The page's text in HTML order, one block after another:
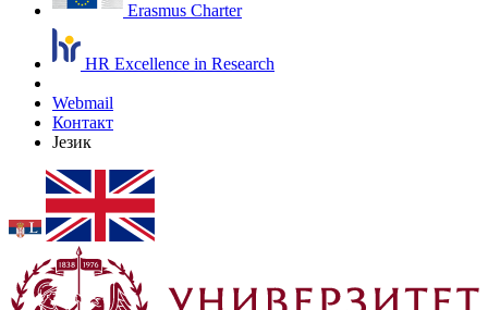
Erasmus Charter
HR Excellence in Research
Webmail
Контакт
Језик